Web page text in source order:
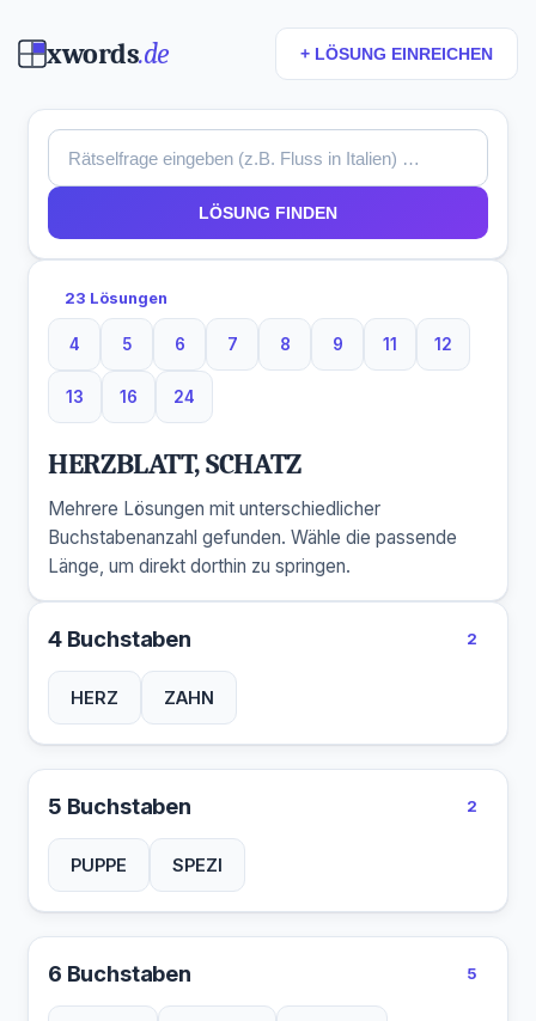
xwords.de + LÖSUNG EINREICHEN
LÖSUNG FINDEN
23 Lösungen
4
4 Buchstaben
5
5 Buchstaben
6
6 Buchstaben
7
7 Buchstaben
8
8 Buchstaben
9
9 Buchstaben
11
11 Buchstaben
12
12
13
13 Buchstaben
16
16 Buchstaben
24
24 Buchstaben
HERZBLATT, SCHATZ
Mehrere Lösungen mit unterschiedlicher
Buchstabenanzahl gefunden. Wähle die passende
Länge, um direkt dorthin zu springen.
4 Buchstaben 2
HERZ ZAHN
5 Buchstaben 2
PUPPE SPEZI
6 Buchstaben 5